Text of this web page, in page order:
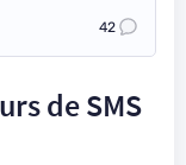
42
de SMS